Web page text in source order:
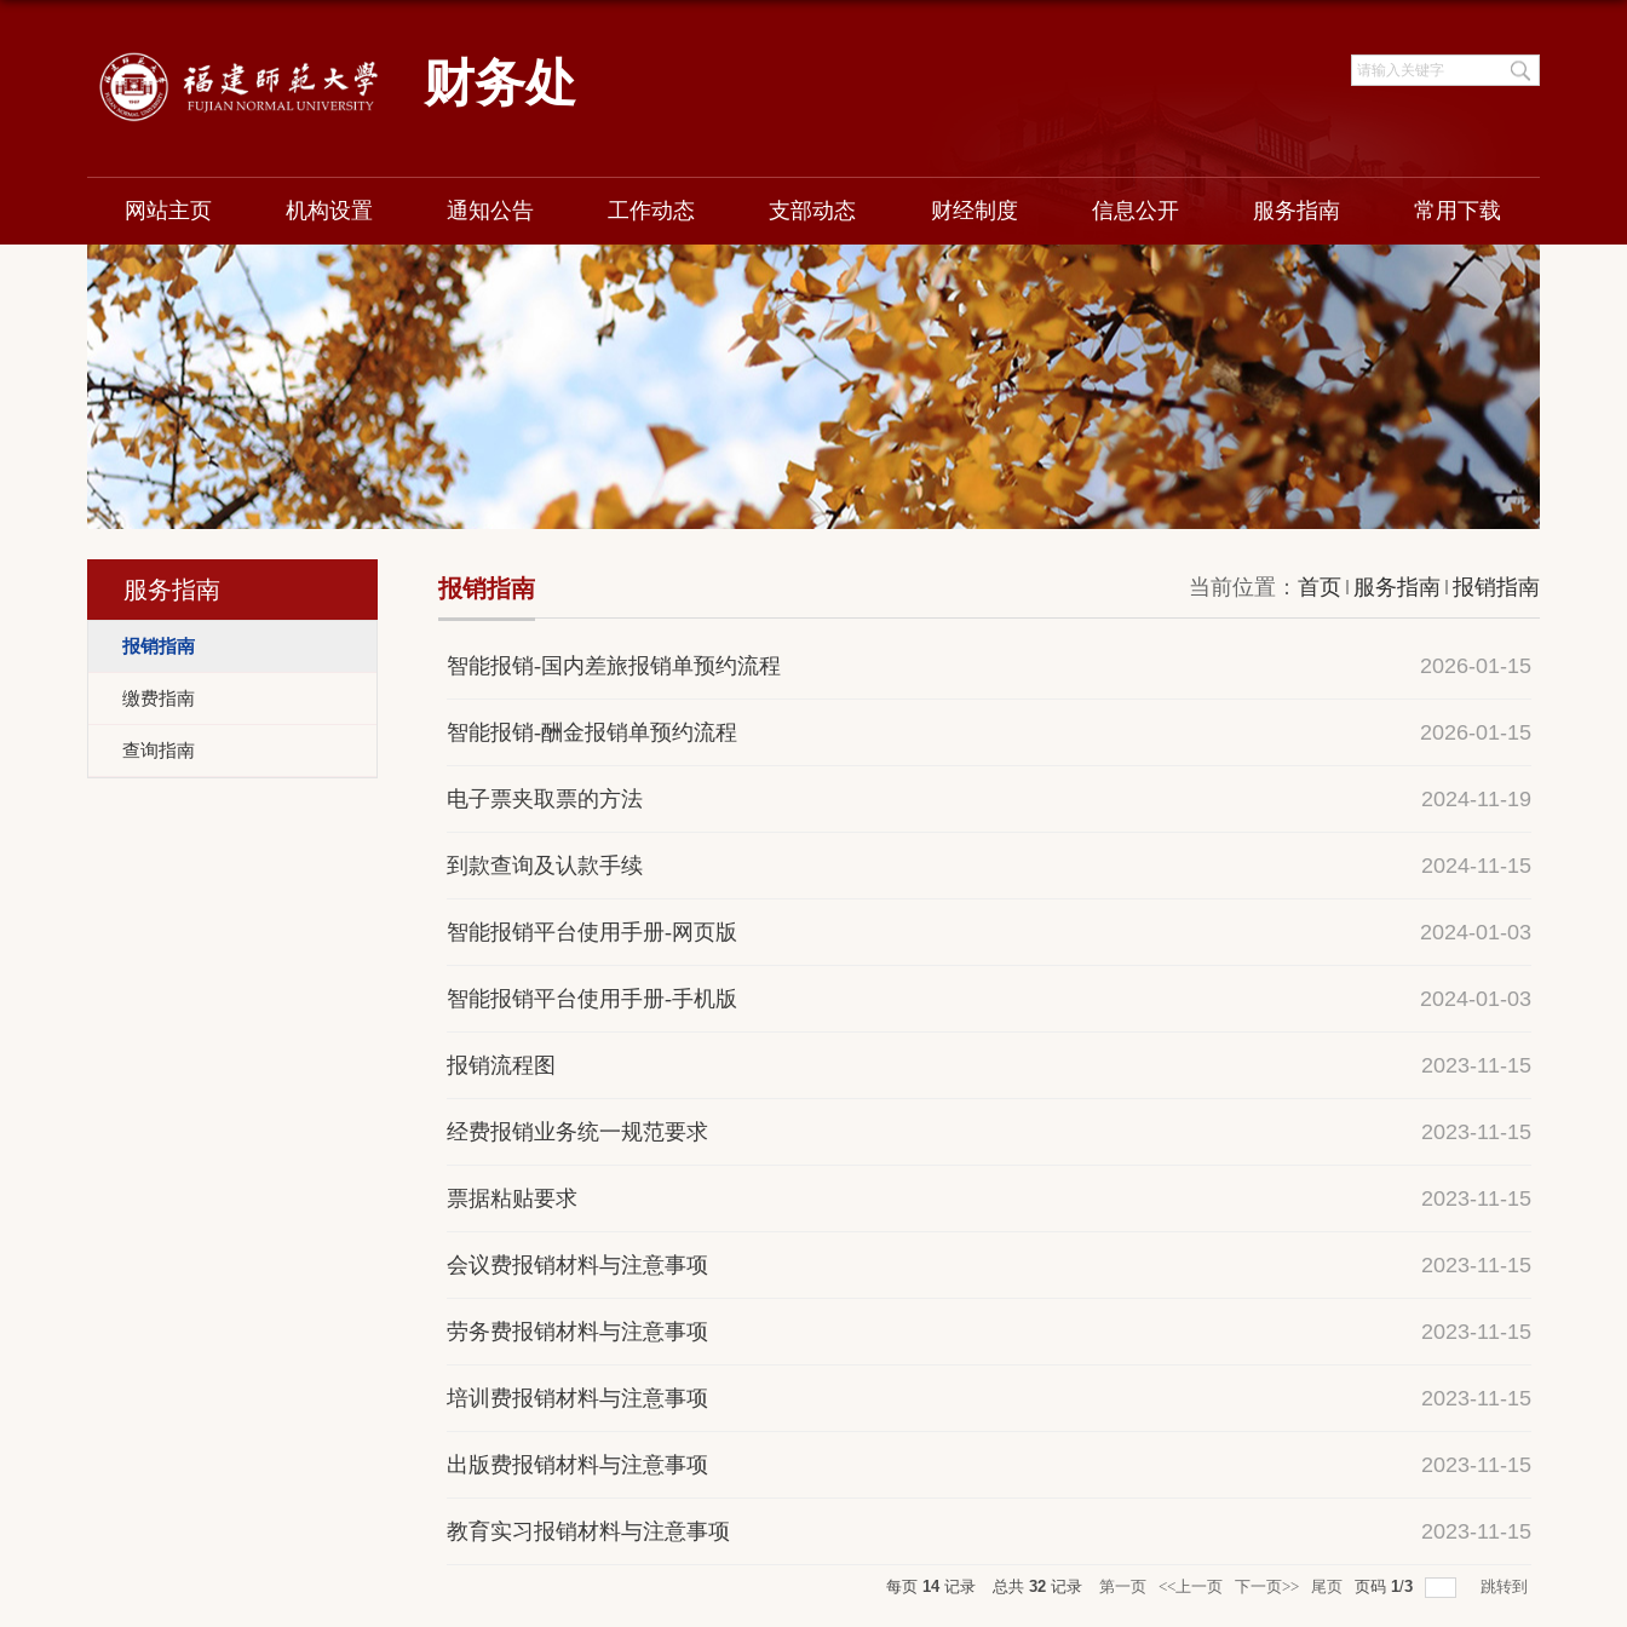
财务处
网站主页 机构设置 通知公告 工作动态 支部动态 财经制度 信息公开 服务指南 常用下载
服务指南
报销指南
缴费指南
查询指南
当前位置： 首页 服务指南 报销指南
报销指南
智能报销-国内差旅报销单预约流程 2026-01-15
智能报销-酬金报销单预约流程 2026-01-15
电子票夹取票的方法 2024-11-19
到款查询及认款手续 2024-11-15
智能报销平台使用手册-网页版 2024-01-03
智能报销平台使用手册-手机版 2024-01-03
报销流程图 2023-11-15
经费报销业务统一规范要求 2023-11-15
票据粘贴要求 2023-11-15
会议费报销材料与注意事项 2023-11-15
劳务费报销材料与注意事项 2023-11-15
培训费报销材料与注意事项 2023-11-15
出版费报销材料与注意事项 2023-11-15
教育实习报销材料与注意事项 2023-11-15
每页 14记录 总共 32 记录 第一页 <<上一页 下一页>> 尾页 页码 1/3 跳转到